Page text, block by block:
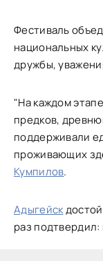
Фестиваль
национальных
дружбы,
"На каждом
предков,
поддерживали
проживающих
Кумпилов.
Адыгейск
раз